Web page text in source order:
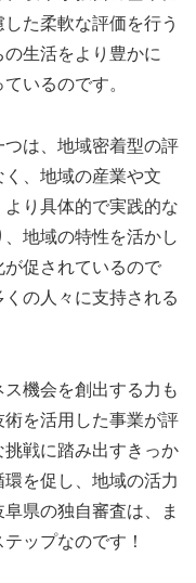
た柔軟な評価を行う
生活をより豊かに
いるのです。
は、地域密着型の評
、地域の産業や文
り具体的で実践的な
地域の特性を活かし
促されているので
の人々に支持される
機会を創出する力も
を活用した事業が評
戦に踏み出すきっか
を促し、地域の活力
県の独自審査は、ま
ップなのです！